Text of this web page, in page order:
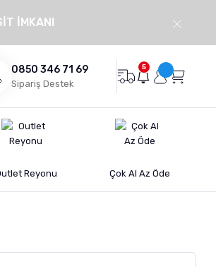
İMKANI
0850 346 71 69
Sipariş Destek
5
Reyonu Çok Al Az Öde